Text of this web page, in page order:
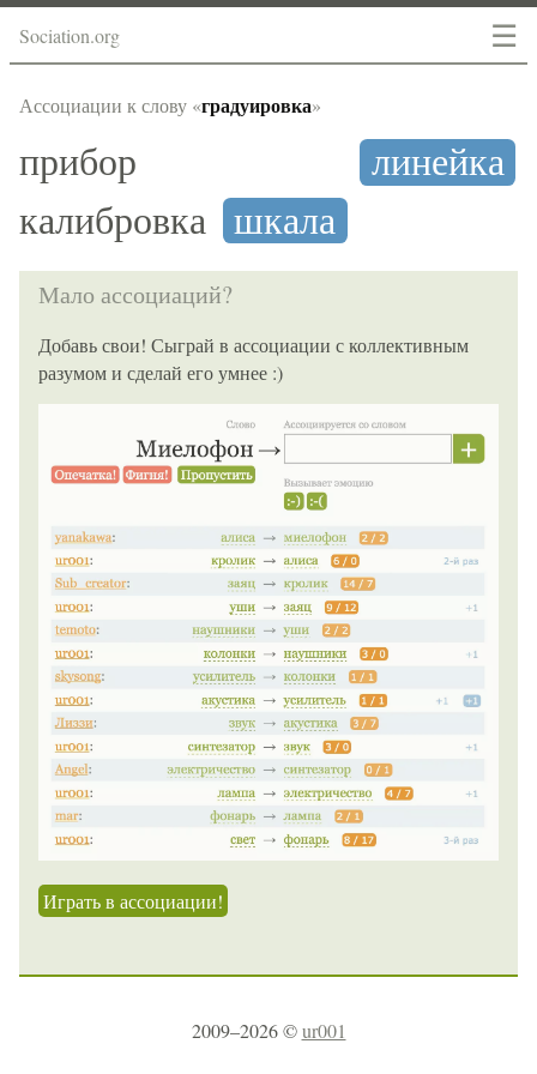
☰
Sociation.org
Ассоциации к слову «градуировка»
прибор
линейка
калибровка шкала
Мало ассоциаций?
Добавь свои! Сыграй в ассоциации с коллективным
разумом и сделай его умнее :)
Играть в ассоциации!
2009–2026 ©ur001